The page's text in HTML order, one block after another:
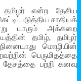
தமிழர் என்ற தேசிய
சாதியக்
யாரும் அக்கறை
தமிழ், தமிழர்
மொழியின்
பெருமிதத்தை
பற்றி கனவு